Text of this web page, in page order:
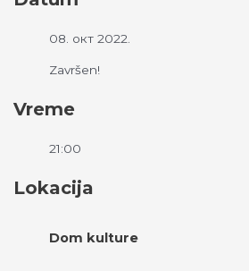
08. окт 2022.
Završen!
Vreme
21:00
Lokacija
Dom kulture